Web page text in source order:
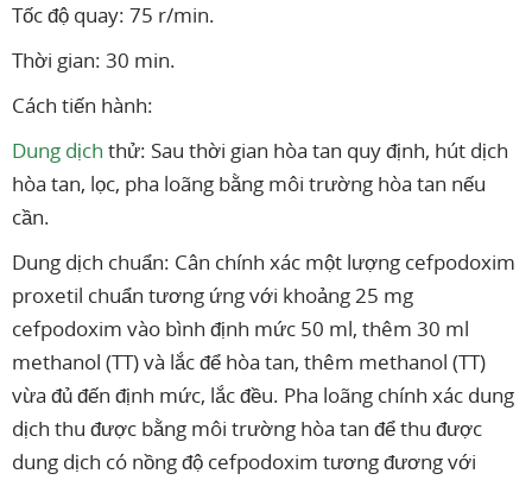
Tốc độ quay: 75 r/min.
Thời gian: 30 min.
Cách tiến hành:
Dung dịch thử: Sau thời gian hòa tan quy định, hút dịch
hòa tan, lọc, pha loãng bằng môi trường hòa tan nếu
cần.
Dung dịch chuẩn: Cân chính xác một lượng cefpodoxim
proxetil chuẩn tương ứng với khoảng 25 mg
cefpodoxim vào bình định mức 50 ml, thêm 30 ml
methanol (TT) và lắc để hòa tan, thêm methanol (TT)
vừa đủ đến định mức, lắc đều. Pha loãng chính xác dung
dịch thu được bằng môi trường hòa tan để thu được
dung dịch có nồng độ cefpodoxim tương đương với